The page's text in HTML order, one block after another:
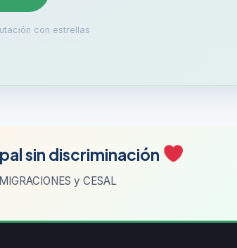
con estrellas
sin discriminación
y CESAL